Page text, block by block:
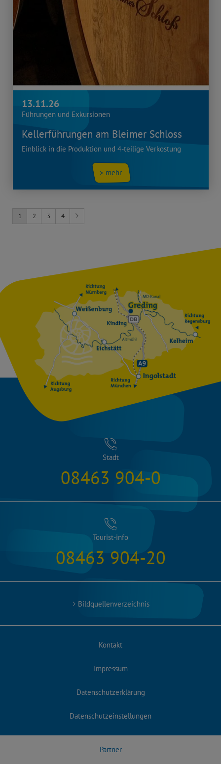
13.11.26
Führungen und Exkursionen
Kellerführungen am Bleimer Schloss
Einblick in die Produktion und 4-teilige Verkostung
> mehr
1 2 3 4
Stadt
08463 904-0
Tourist-info
08463 904-20
Bildquellenverzeichnis
Kontakt
Impressum
Datenschutzerklärung
Datenschutzeinstellungen
Partner